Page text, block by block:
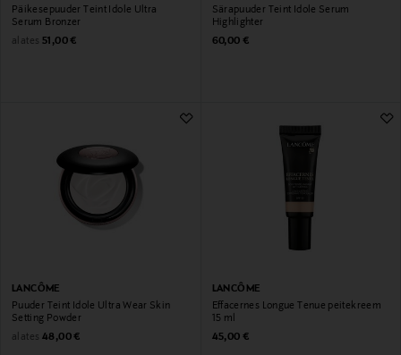
Päikesepuuder Teint Idole Ultra
Serum Bronzer
alates Original Price
51,00 €
Särapuuder Teint Idole Serum
Highlighter
Original Price
60,00 €
LANCÔME
Puuder Teint Idole Ultra Wear Skin
Setting Powder
alates Original Price
48,00 €
LANCÔME
Effacernes Longue Tenue peitekreem
15 ml
Original Price
45,00 €